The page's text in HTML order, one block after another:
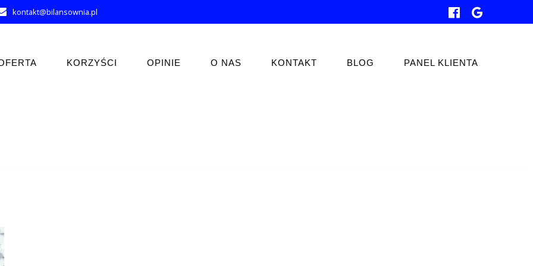
kontakt@bilansownia.pl
KORZYŚCI OPINIE O NAS KONTAKT BLOG PANEL KLIENTA